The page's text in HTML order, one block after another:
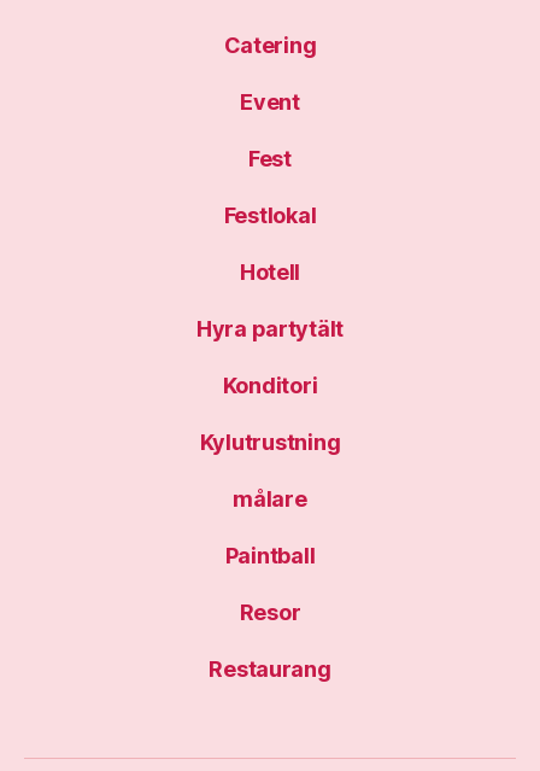
Catering
Event
Fest
Festlokal
Hotell
Hyra partytält
Konditori
Kylutrustning
målare
Paintball
Resor
Restaurang